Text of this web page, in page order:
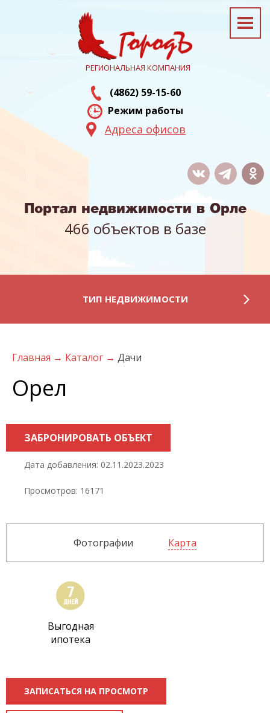
РЕГИОНАЛЬНАЯ КОМПАНИЯ
(4862) 59-15-60
Режим работы
Адреса офисов
Портал недвижимости в Орле
466 объектов в базе
ТИП НЕДВИЖИМОСТИ
Главная → Каталог → Дачи
Орел
ЗАБРОНИРОВАТЬ ОБЪЕКТ
Дата добавления: 02.11.2023.2023
Просмотров: 16171
Фотографии Карта
Выгодная
ипотека
ЗАПИСАТЬСЯ НА ПРОСМОТР